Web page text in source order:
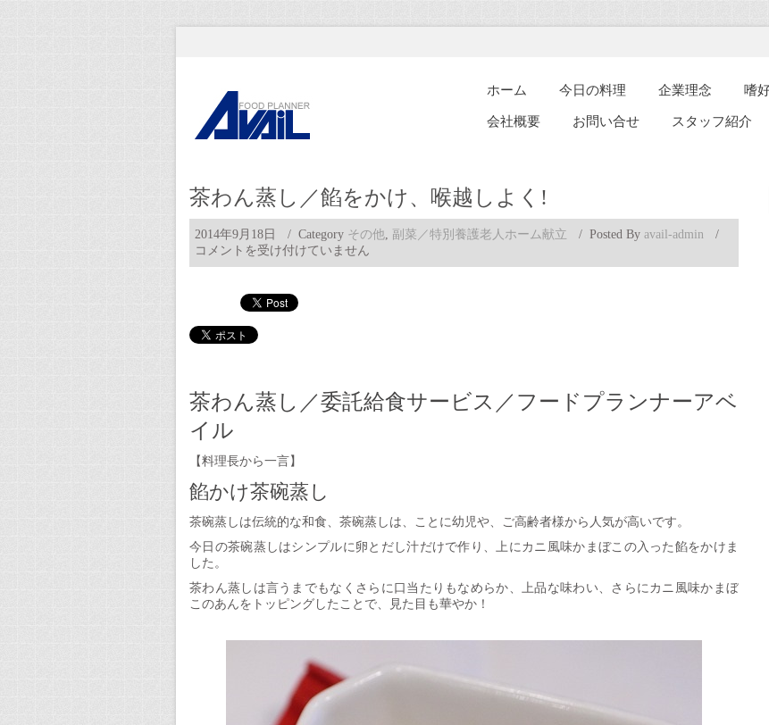
ホーム 今日の料理 企業理念 嗜
会社概要 お問い合せ スタッフ紹介
茶わん蒸し／餡をかけ、喉越しよく!
2014年9月18日 / Category その他, 副菜／特別養護老人ホーム献立 / Posted By avail-admin /
ん
喉
越
コメントを受け付けていません
茶わん蒸し／委託給食サービス／フードプランナーアベ
イル
【料理長から一言】
餡かけ茶碗蒸し
茶碗蒸しは伝統的な和食、茶碗蒸しは、ことに幼児や、ご高齢者様から人気が高いです。
今日の茶碗蒸しはシンプルに卵とだし汁だけで作り、上にカニ風味かまぼこの入った餡をかけま
した。
茶わん蒸しは言うまでもなくさらに口当たりもなめらか、上品な味わい、さらにカニ風味かまぼ
このあんをトッピングしたことで、見た目も華やか！